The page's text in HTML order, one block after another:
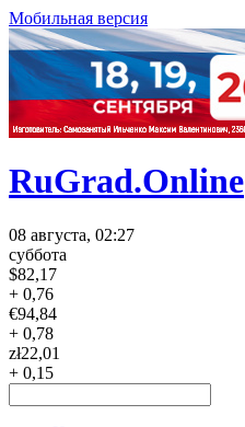
Мобильная версия
RuGrad.Online
08 августа, 02:27
суббота
$82,17
+ 0,76
€94,84
+ 0,78
zł22,01
+ 0,15